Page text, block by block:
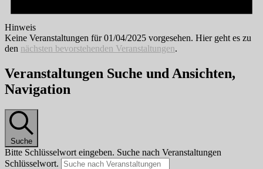
Hinweis
Keine Veranstaltungen für 01/04/2025 vorgesehen. Hier geht es zu
den nächsten bevorstehenden Veranstaltungen.
Veranstaltungen Suche und Ansichten,
Navigation
Suche
Bitte Schlüsselwort eingeben. Suche nach Veranstaltungen
Schlüsselwort.